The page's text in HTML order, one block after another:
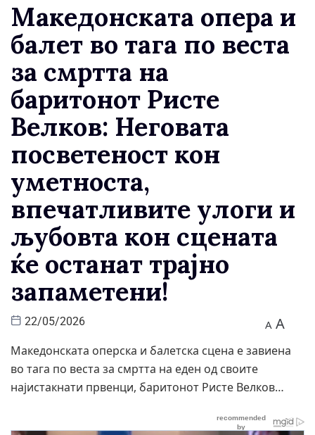
Македонската опера и
балет во тага по веста
за смртта на
баритонот Ристе
Велков: Неговата
посветеност кон
уметноста,
впечатливите улоги и
љубовта кон сцената
ќе останат трајно
запаметени!
22/05/2026 A A
Македонската оперска и балетска сцена е завиена
во тага по веста за смртта на еден од своите
најистакнати првенци, баритонот Ристе Велков…